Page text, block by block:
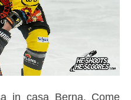
in casa Berna. Come